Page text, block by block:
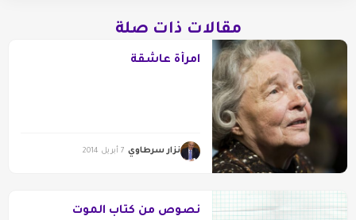
مقالات ذات صلة
امرأة عاشقة
نزار سرطاوي 7 أبريل 2014
نصوص من كتاب الموت